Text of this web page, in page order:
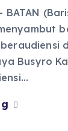
BATAN
Busyro